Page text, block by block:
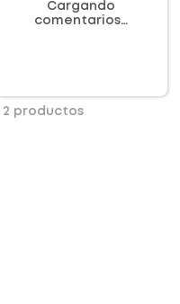
Cargando
comentarios…
2 productos